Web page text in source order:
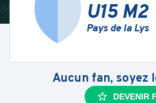
U15 M2
Pays de la Lys
Aucun fan, soyez
DEVENIR